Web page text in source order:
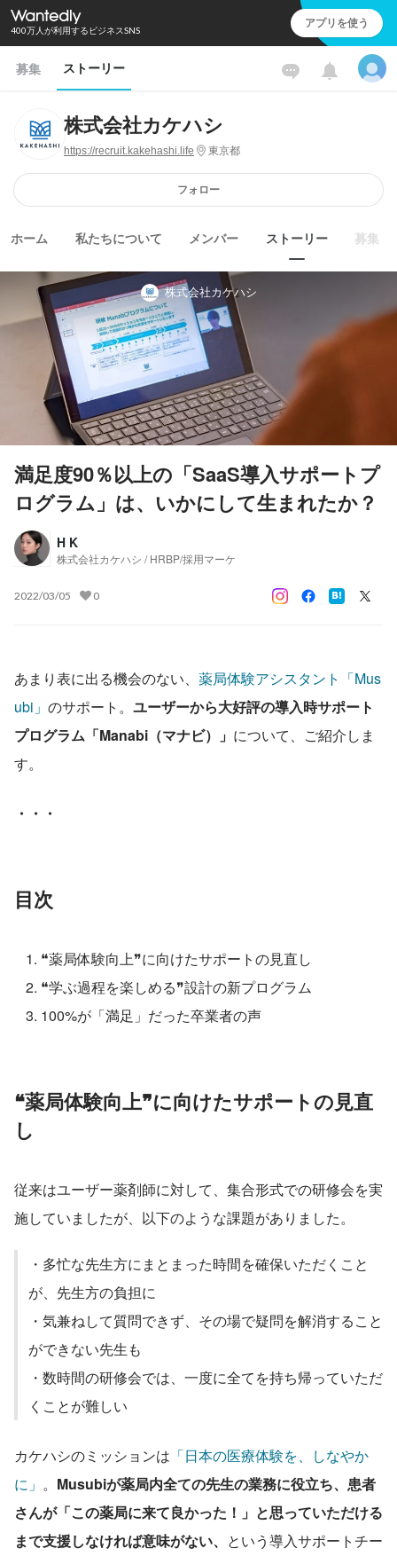
400万人が利用するビジネスSNS アプリを使う
募集 ストーリー
株式会社カケハシ
https://recruit.kakehashi.life 東京都
フォロー
ホーム 私たちについて メンバー ストーリー 募集
株式会社カケハシ
満足度90％以上の「SaaS導入サポートプ
ログラム」は、いかにして生まれたか？
H K
株式会社カケハシ / HRBP/採用マーケ
2022/03/05 0
あまり表に出る機会のない、 薬局体験アシスタント「Mus
ubi」 のサポート。 ユーザーから大好評の導入時サポート
プログラム「Manabi（マナビ）」 について、ご紹介しま
す。
・・・
目次
❝薬局体験向上❞に向けたサポートの見直し
❝学ぶ過程を楽しめる❞設計の新プログラム
100%が「満足」だった卒業者の声
❝薬局体験向上❞に向けたサポートの見直
し
従来はユーザー薬剤師に対して、集合形式での研修会を実
施していましたが、以下のような課題がありました。
・多忙な先生方にまとまった時間を確保いただくこと
が、先生方の負担に
・気兼ねして質問できず、その場で疑問を解消すること
ができない先生も
・数時間の研修会では、一度に全てを持ち帰っていただ
くことが難しい
カケハシのミッションは 「日本の医療体験を、しなやか
に」 。 Musubiが薬局内全ての先生の業務に役立ち、患者
さんが「この薬局に来て良かった！」と思っていただける
まで支援しなければ意味がない、 という導入サポートチー